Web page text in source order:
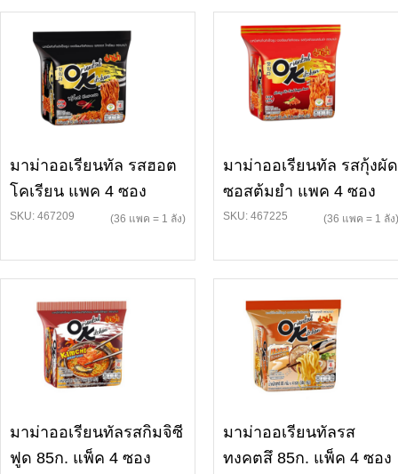
มาม่าออเรียนทัล รสฮอต
โคเรียน แพค 4 ซอง
SKU: 467209 (36 แพค = 1 ลัง)
มาม่าออเรียนทัล รสกุ้งผัด
ซอสต้มยำ แพค 4 ซอง
SKU: 467225 (36 แพค = 1 ลัง)
มาม่าออเรียนทัลรสกิมจิซี
ฟูด 85ก. แพ็ค 4 ซอง
มาม่าออเรียนทัลรส
ทงคตสึ 85ก. แพ็ค 4 ซอง